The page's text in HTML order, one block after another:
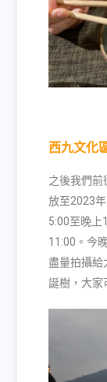
西九文化
之後我們前
放至2023年
5:00至晚上
11:00 。今
盡量拍攝給
誕樹，大家